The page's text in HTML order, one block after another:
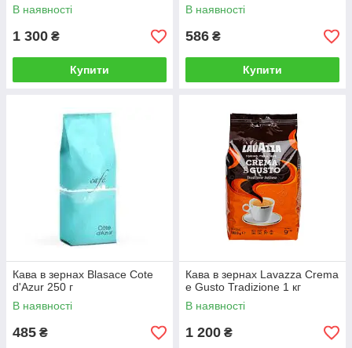
В наявності
1 300 ₴
Купити
В наявності
586 ₴
Купити
Кава в зернах Blasace Cote
d'Azur 250 г
В наявності
485 ₴
Кава в зернах Lavazza Crema
e Gusto Tradizione 1 кг
В наявності
1 200 ₴